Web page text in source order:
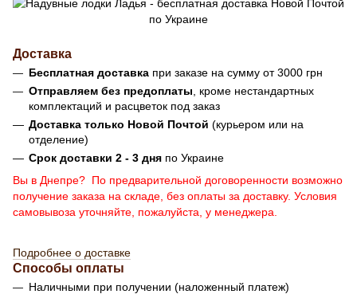
Доставка
Бесплатная доставка при заказе на сумму от 3000 грн
Отправляем без предоплаты , кроме нестандартных
комплектаций и расцветок под заказ
Доставка только Новой Почтой (курьером или на
отделение)
Срок доставки 2 - 3 дня по Украине
Вы в Днепре? По предварительной договоренности возможно
получение заказа на складе, без оплаты за доставку. Условия
самовывоза уточняйте, пожалуйста, у менеджера.
Подробнее о доставке
Способы оплаты
Наличными при получении (наложенный платеж)